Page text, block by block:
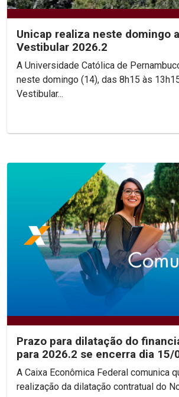
Unicap realiza neste domingo
Vestibular 2026.2
A Universidade Católica de
neste domingo (14), das 8h15 às
Vestibular...
Prazo para dilatação do
para 2026.2 se encerra dia 15/
A Caixa Econômica Federal comunica
realização da dilatação contratual do